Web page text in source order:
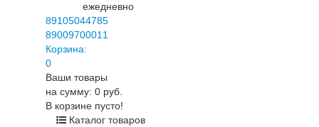
ежедневно
89105044785
89009700011
Корзина:
0
Ваши товары
на сумму: 0 руб.
В корзине пусто!
Каталог товаров